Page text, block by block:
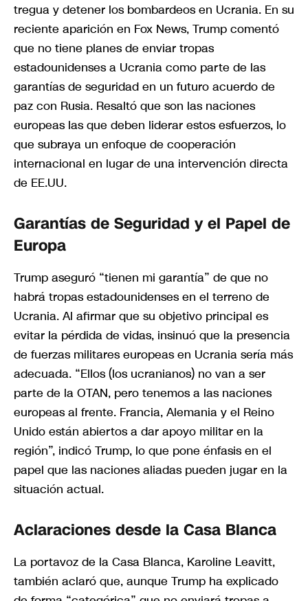
tregua y detener los bombardeos en Ucrania. En su
reciente aparición en Fox News, Trump comentó
que no tiene planes de enviar tropas
estadounidenses a Ucrania como parte de las
garantías de seguridad en un futuro acuerdo de
paz con Rusia. Resaltó que son las naciones
europeas las que deben liderar estos esfuerzos, lo
que subraya un enfoque de cooperación
internacional en lugar de una intervención directa
de EE.UU.
Garantías de Seguridad y el Papel de
Europa
Trump aseguró “tienen mi garantía” de que no
habrá tropas estadounidenses en el terreno de
Ucrania. Al afirmar que su objetivo principal es
evitar la pérdida de vidas, insinuó que la presencia
de fuerzas militares europeas en Ucrania sería más
adecuada. “Ellos (los ucranianos) no van a ser
parte de la OTAN, pero tenemos a las naciones
europeas al frente. Francia, Alemania y el Reino
Unido están abiertos a dar apoyo militar en la
región”, indicó Trump, lo que pone énfasis en el
papel que las naciones aliadas pueden jugar en la
situación actual.
Aclaraciones desde la Casa Blanca
La portavoz de la Casa Blanca, Karoline Leavitt,
también aclaró que, aunque Trump ha explicado